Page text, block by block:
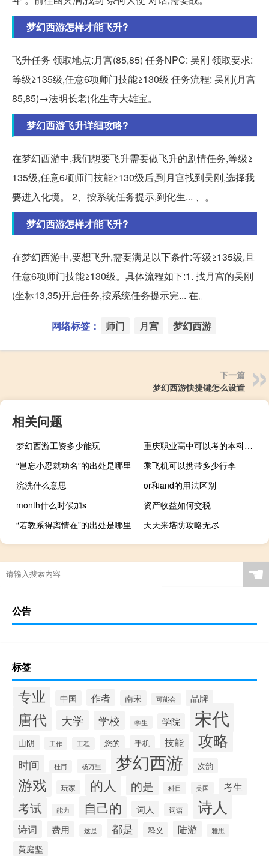
梦幻西游怎样才能飞升?
飞升任务 领取地点:月宫(85,85) 任务NPC: 吴刚 领取要求:
等级≥135级,任意6项师门技能≥130级 任务流程: 吴刚(月宫
85,85)→法明长老(化生寺大雄宝。
梦幻西游飞升详细攻略?
在梦幻西游中,我们想要飞升需要做飞升的剧情任务,等级≥
135级,任意6项师门技能≥130级后,到月宫找到吴刚,选择我
要进入化境。 2、按系统任务提示,到化生... 、。
梦幻西游怎样才能飞升?
在梦幻西游中,要想飞升,需要满足以下条件:等级≥135级,且
任意6项师门技能≥130级。具体流程如下:1. 找月宫的吴刚
(坐标13,35)开启任务,按系统任务提示完... 在。
网络标签： 师门 月宫 梦幻西游
下一篇
梦幻西游快捷键怎么设置
相关问题
梦幻西游工资多少能玩
重庆职业高中可以考的本科大学
“岂忘小忍就功名”的出处是哪里
乘飞机可以携带多少行李
浣洗什么意思
or和and的用法区别
month什么时候加s
资产收益如何交税
“若教系得离情在”的出处是哪里
天天来塔防攻略无尽
☚
公告
标签
专业 中国 作者 南宋 可能会 品牌
唐代 大学 学校 学生 学院 宋代
山阴 工作 工程 您的 手机 技能 攻略
时间 杜甫 杨万里 梦幻西游 次韵
游戏 玩家 的人 的是 科目 美国 考生
考试 能力 自己的 词人 词语 诗人
诗词 费用 这是 都是 释义 陆游 雅思
黄庭坚